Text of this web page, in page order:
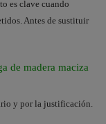
es clave cuando
Antes de sustituir
de madera maciza
y por la justificación.